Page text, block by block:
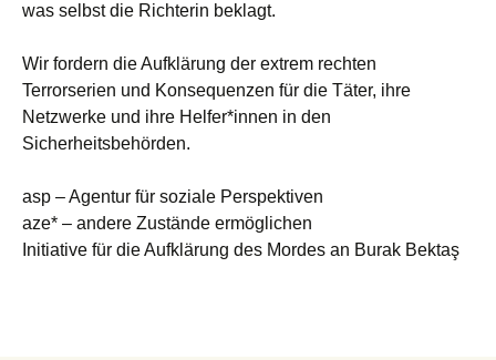
was selbst die Richterin beklagt.
Wir fordern die Aufklärung der extrem rechten
Terrorserien und Konsequenzen für die Täter, ihre
Netzwerke und ihre Helfer*innen in den
Sicherheitsbehörden.
asp – Agentur für soziale Perspektiven
aze* – andere Zustände ermöglichen
Initiative für die Aufklärung des Mordes an Burak Bektaş